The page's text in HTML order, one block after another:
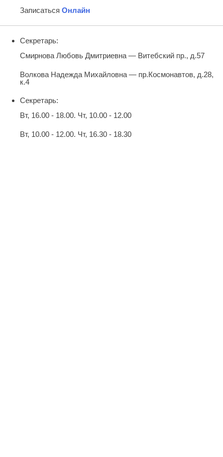
Записаться Онлайн
Секретарь:
Смирнова Любовь Дмитриевна — Витебский пр., д.57
Волкова Надежда Михайловна — пр.Космонавтов, д.28,
к.4
Секретарь:
Вт, 16.00 - 18.00. Чт, 10.00 - 12.00
Вт, 10.00 - 12.00. Чт, 16.30 - 18.30